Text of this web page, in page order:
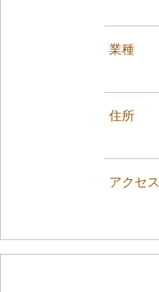
業種
住所
アクセス